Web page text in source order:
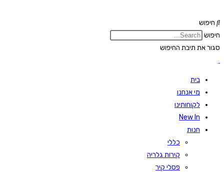
to
content
חיפוש
חיפוש
סגור את תיבת החיפוש
בית
מי אנחנו
לקוחותינו
New In
חנות
כללי
קירות גלריה
פסלי קיר